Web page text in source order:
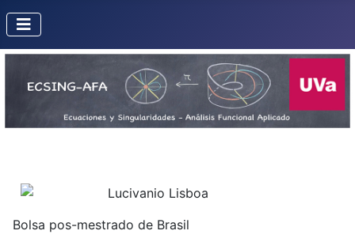
Lucivanio Lisboa
Bolsa pos-mestrado de Brasil